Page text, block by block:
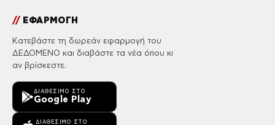
//ΕΦΑΡΜΟΓΗ
Κατεβάστε τη δωρεάν εφαρμογή του
ΔΕΔΟΜΕΝΟ και διαβάστε τα νέα όπου κι
αν βρίσκεστε.
ΔΙΑΘΈΣΙΜΟ ΣΤΟ
Google Play
ΔΙΑΘΈΣΙΜΟ ΣΤΟ